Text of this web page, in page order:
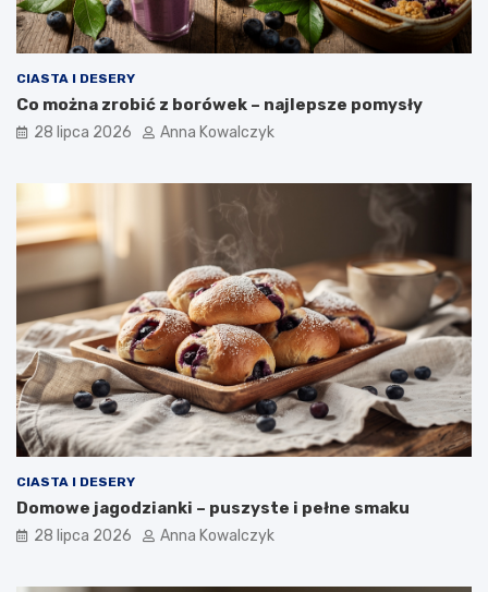
CIASTA I DESERY
Co można zrobić z borówek – najlepsze pomysły
28 lipca 2026 Anna Kowalczyk
CIASTA I DESERY
Domowe jagodzianki – puszyste i pełne smaku
28 lipca 2026 Anna Kowalczyk